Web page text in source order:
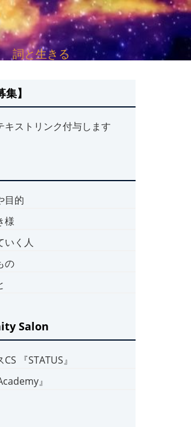
詞と生きる
集】
キストリンク付与します
目的
様
いく人
の
Salon
『STATUS』
』